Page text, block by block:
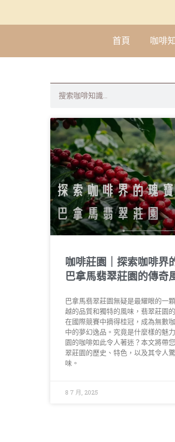
首頁 咖啡
咖啡莊園｜探索咖啡界
巴拿馬翡翠莊園的傳奇
巴拿馬翡翠莊園無疑是最耀眼的一
越的品質和獨特的風味，翡翠莊園
在國際競賽中摘得桂冠，成為無數
中的夢幻逸品。究竟是什麼樣的魅
園的咖啡如此令人著迷？本文將帶
翠莊園的歷史、特色，以及其令人
味。
8 7 月, 2025